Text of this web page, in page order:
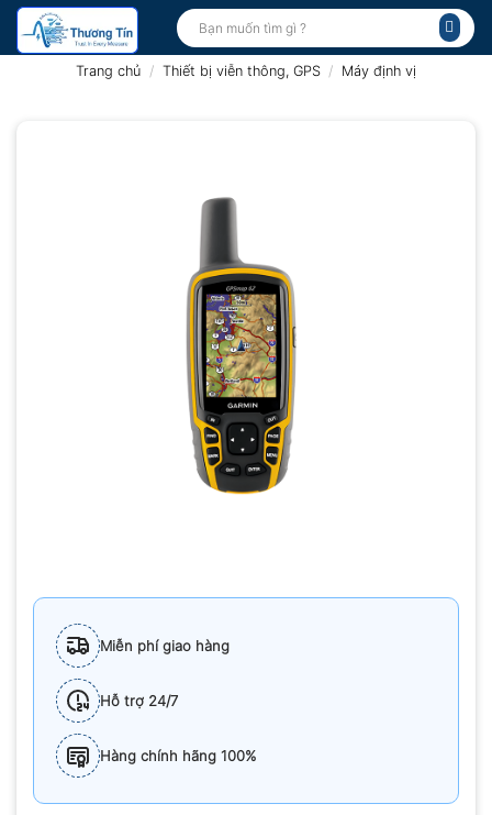
Bỏ
qua
Tìm
kiếm:
Trang chủ / Thiết bị viễn thông, GPS / Máy định vị
Miễn phí giao hàng
Hỗ trợ 24/7
Hàng chính hãng 100%